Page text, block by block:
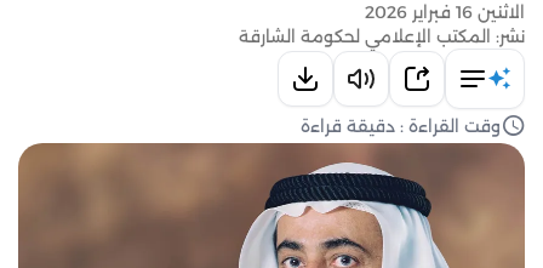
الاثنين 16 فبراير 2026
نشر: المكتب الإعلامي لحكومة الشارقة
وقت القراءة : دقيقة قراءة